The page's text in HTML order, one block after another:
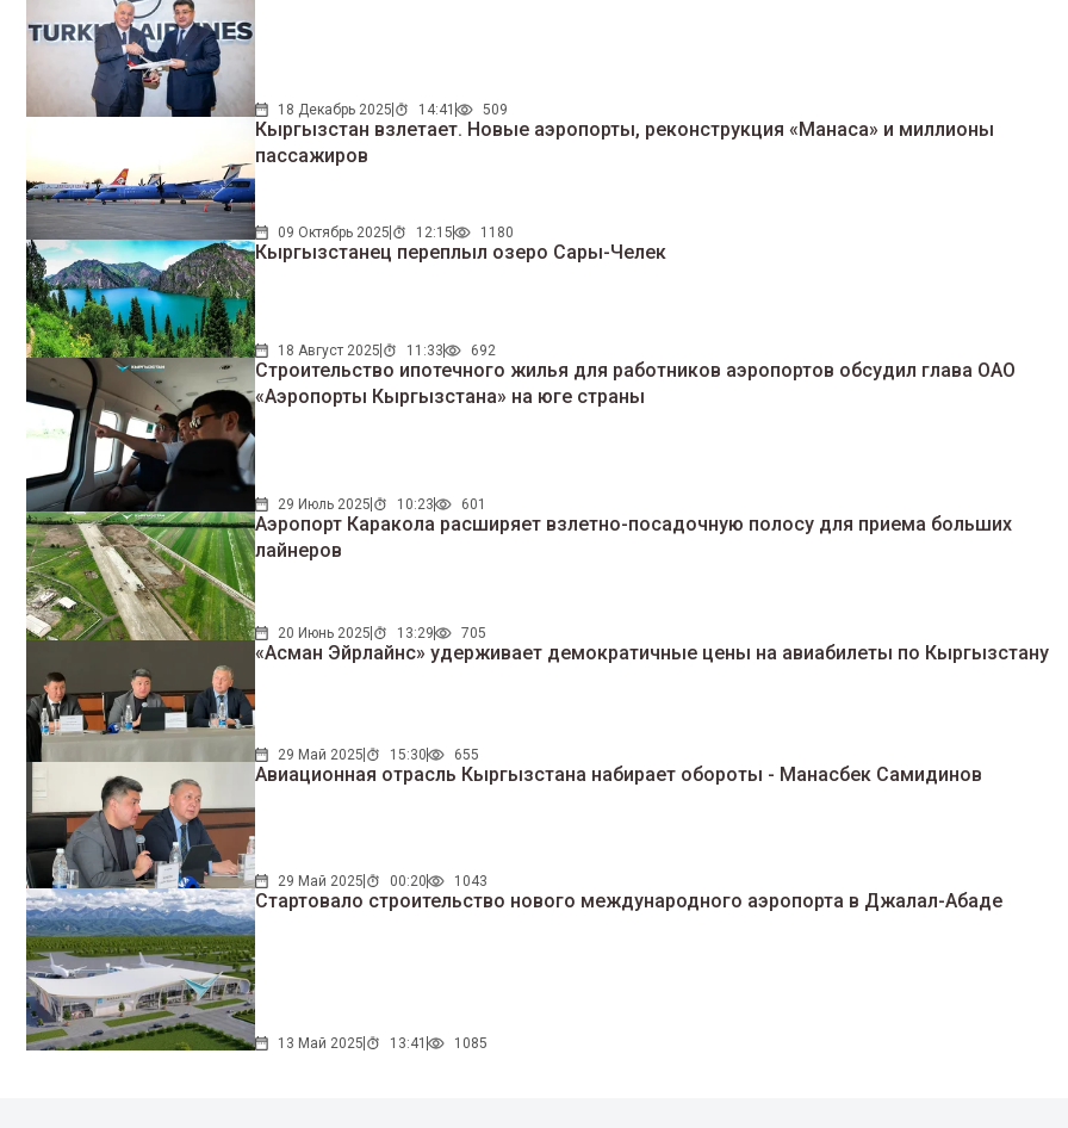
18 Декабрь 2025 14:41 509
Кыргызстан взлетает. Новые аэропорты, реконструкция «Манаса» и миллионы
пассажиров
09 Октябрь 2025 12:15 1180
Кыргызстанец переплыл озеро Сары-Челек
18 Август 2025 11:33 692
Строительство ипотечного жилья для работников аэропортов обсудил глава ОАО
«Аэропорты Кыргызстана» на юге страны
29 Июль 2025 10:23 601
Аэропорт Каракола расширяет взлетно-посадочную полосу для приема больших
лайнеров
20 Июнь 2025 13:29 705
«Асман Эйрлайнс» удерживает демократичные цены на авиабилеты по Кыргызстану
29 Май 2025 15:30 655
Авиационная отрасль Кыргызстана набирает обороты - Манасбек Самидинов
29 Май 2025 00:20 1043
Стартовало строительство нового международного аэропорта в Джалал-Абаде
13 Май 2025 13:41 1085